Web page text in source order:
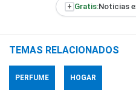
+ Gratis:Noticias
TEMAS RELACIONADOS
PERFUME HOGAR